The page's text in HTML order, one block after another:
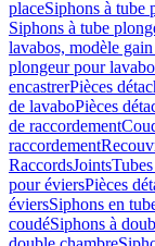
placeSiphons à tube
Siphons à tube
lavabos, modèle
plongeur pour
encastrerPièces
de lavaboPièces
de raccordement
raccordement
RaccordsJoints
pour éviersPièces
éviersSiphons en
coudéSiphons à